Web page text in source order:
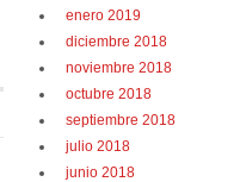
enero 2019
diciembre 2018
noviembre 2018
octubre 2018
septiembre 2018
julio 2018
junio 2018